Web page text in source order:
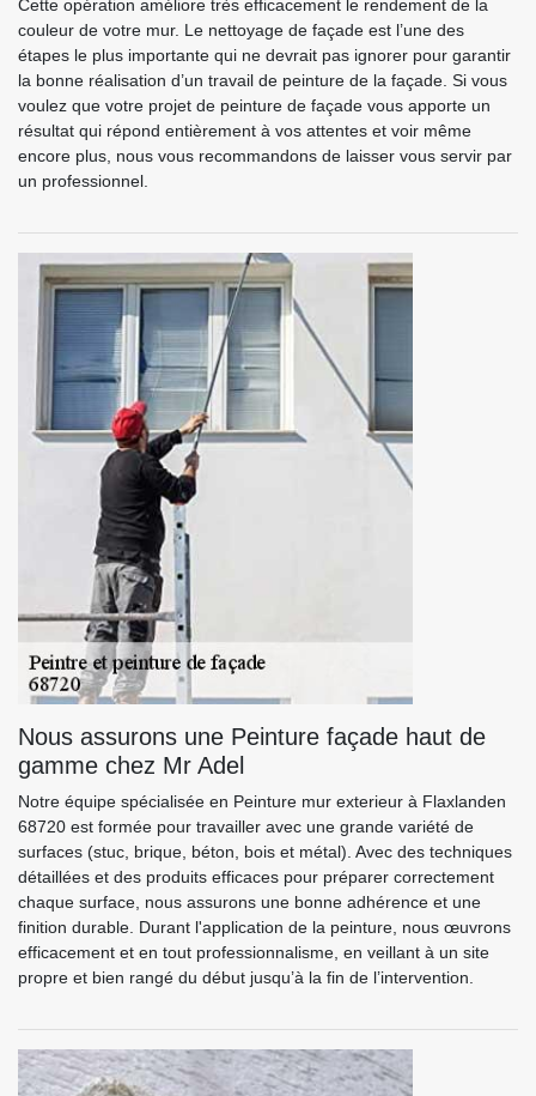
Cette opération améliore très efficacement le rendement de la
couleur de votre mur. Le nettoyage de façade est l’une des
étapes le plus importante qui ne devrait pas ignorer pour garantir
la bonne réalisation d’un travail de peinture de la façade. Si vous
voulez que votre projet de peinture de façade vous apporte un
résultat qui répond entièrement à vos attentes et voir même
encore plus, nous vous recommandons de laisser vous servir par
un professionnel.
Nous assurons une Peinture façade haut de
gamme chez Mr Adel
Notre équipe spécialisée en Peinture mur exterieur à Flaxlanden
68720 est formée pour travailler avec une grande variété de
surfaces (stuc, brique, béton, bois et métal). Avec des techniques
détaillées et des produits efficaces pour préparer correctement
chaque surface, nous assurons une bonne adhérence et une
finition durable. Durant l'application de la peinture, nous œuvrons
efficacement et en tout professionnalisme, en veillant à un site
propre et bien rangé du début jusqu’à la fin de l’intervention.